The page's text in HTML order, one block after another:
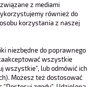
z mediami
również do
korzystania z naszej
niezbędne do poprawnego
wszystkie
wszystkie", lub odmówić ich
Możesz też dostosować